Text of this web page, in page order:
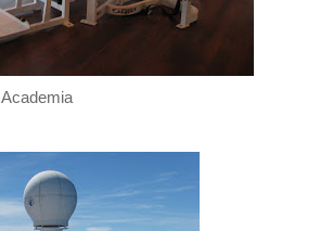
Academia